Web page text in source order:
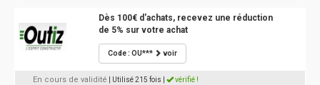
Dès 100€ d'achats, recevez une réduction
de 5% sur votre achat
Code : OU*** voir
En cours de validité | Utilisé 215 fois vérifié !